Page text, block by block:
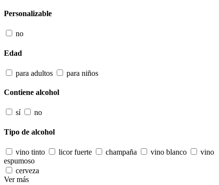
Personalizable
no
Edad
para adultos para niños
Contiene alcohol
sí no
Tipo de alcohol
vino tinto licor fuerte champaña vino blanco
vino
espumoso
cerveza
Ver más